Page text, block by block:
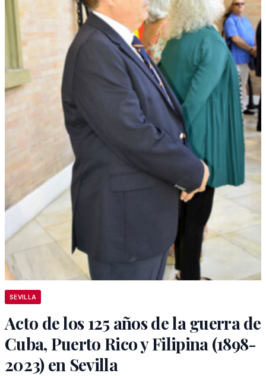
SEVILLA
Acto de los 125 años de la guerra de
Cuba, Puerto Rico y Filipina (1898-
2023) en Sevilla